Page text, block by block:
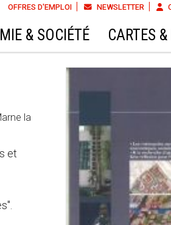
OFFRES D'EMPLOI NEWSLETTER
& SOCIÉTÉ CARTES
la
et